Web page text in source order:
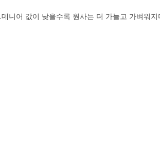
니어 값이 낮을수록 원사는 더 가늘고 가벼워